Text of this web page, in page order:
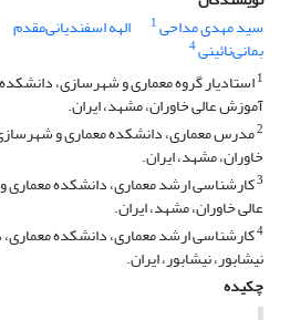
سید مهدی مداحی1 الهه اسفندیانی‌مقدم
بمانی‌نائینی4
1استادیار گروه معماری و شهرسازی،
آموزش عالی خاوران، مشهد، ایران.
2مدرس معماری، دانشکده معماری و
خاوران، مشهد، ایران.
3کارشناسی ارشد معماری، دانشکده
عالی خاوران، مشهد، ایران.
4کارشناسی ارشد معماری، دانشکده معماری،
نیشابور، نیشابور، ایران.
چکیده